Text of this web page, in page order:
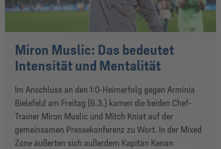
Miron Muslic: Das bedeutet
Intensität und Mentalität
Im Anschluss an den 1:0-Heimerfolg gegen Arminia
Bielefeld am Freitag (6.3.) kamen die beiden Chef-
Trainer Miron Muslic und Mitch Kniat auf der
gemeinsamen Pressekonferenz zu Wort. In der Mixed
Zone äußerten sich außerdem Kapitän Kenan